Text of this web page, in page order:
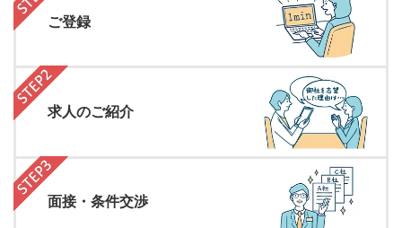
ご登録
求人のご紹介
面接・条件交渉